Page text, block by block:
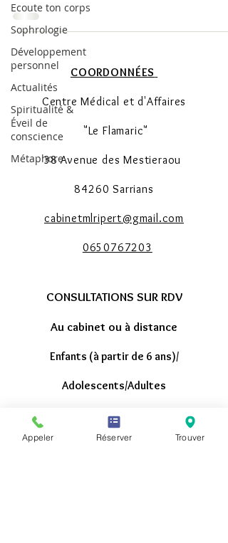
Ecoute ton corps
Sophrologie
Développement
personnel
Actualités
Spiritualité &
Éveil de
conscience
Métaphore
COORDONNÉES
Centre Médical et d'Affaires
"Le Flamaric"
38 Avenue des Mestieraou
84260 Sarrians
cabinetmlripert@gmail.com
0650767203
CONSULTATIONS SUR RDV
Au cabinet ou à distance
Enfants (à partir de 6 ans)/
Adolescents/Adultes
Sur Rendez-Vous
Du Lundi auVendredi
Appeler Réserver Trouver